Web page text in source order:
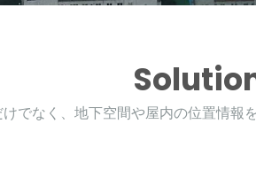
でなく、地下空間や屋内の位置情報